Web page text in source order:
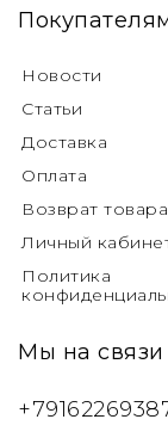
Новости
Статьи
Доставка
Оплата
Возврат товара
Личный
Политика
Мы на связи